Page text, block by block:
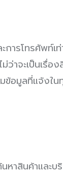
รโทรศัพท์
จะเป็นเรื่
มูลที่แจ้งใ
าสินค้าแล